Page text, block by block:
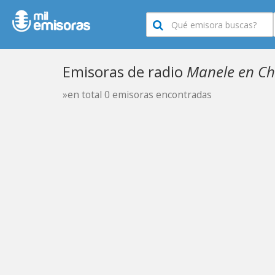
Emisoras de radio Manele en
»en total 0 emisoras encontradas